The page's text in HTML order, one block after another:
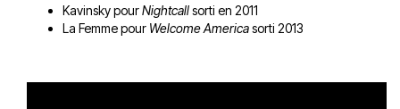
Kavinsky pourNightcallsorti en 2011
La Femme pour Welcome Americasorti 2013